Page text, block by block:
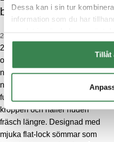
Dessa kan i sin tur
information som du har
Tillåt
bambu – Palm
229
2-pack boxerkalsong av mjuk
och skön viskos av bambu med
något längre ben. Bambuns
naturliga egenskaper gör att
fukt transporteras bort från
kroppen och håller huden
fräsch längre. Designad med
mjuka flat-lock sömmar som